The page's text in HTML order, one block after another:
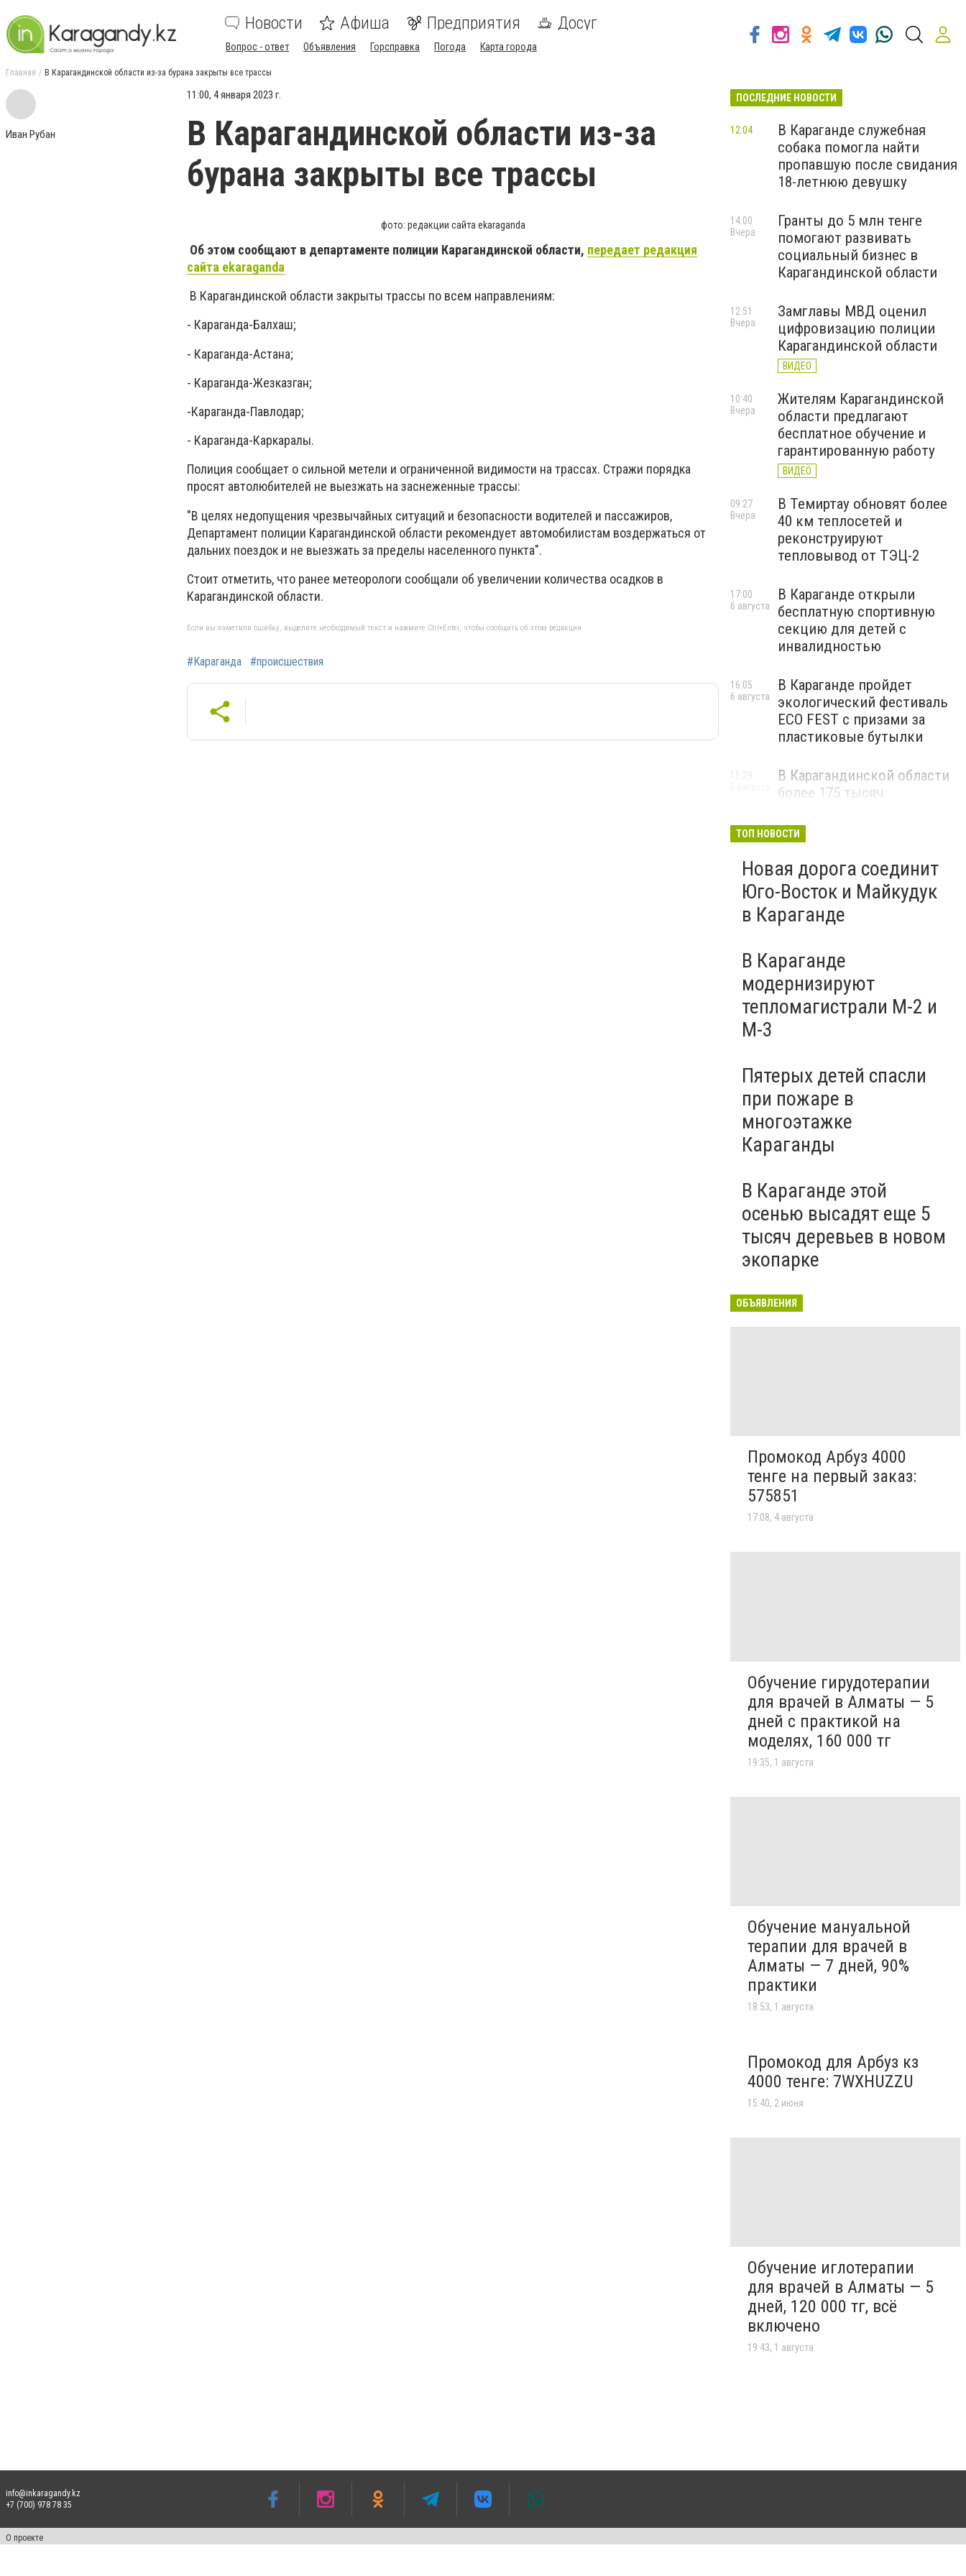
Новости Афиша Предприятия Досуг
Вопрос - ответ Объявления Горсправка Погода Карта города
Главная В Карагандинской области из-за бурана закрыты все трассы
Иван Рубан
11:00, 4 января 2023 г.
В Карагандинской области из-за
бурана закрыты все трассы
фото: редакции сайта ekaraganda
Об этом сообщают в департаменте полиции Карагандинской области, передает редакция
сайта ekaraganda
В Карагандинской области закрыты трассы по всем направлениям:
- Караганда-Балхаш;
- Караганда-Астана;
- Караганда-Жезказган;
-Караганда-Павлодар;
- Караганда-Каркаралы.
Полиция сообщает о сильной метели и ограниченной видимости на трассах. Стражи порядка
просят автолюбителей не выезжать на заснеженные трассы:
"В целях недопущения чрезвычайных ситуаций и безопасности водителей и пассажиров,
Департамент полиции Карагандинской области рекомендует автомобилистам воздержаться от
дальних поездок и не выезжать за пределы населенного пункта".
Стоит отметить, что ранее метеорологи сообщали об увеличении количества осадков в
Карагандинской области.
Если вы заметили ошибку, выделите необходимый текст и нажмите Ctrl+Enter, чтобы сообщить об этом редакции
#Караганда #происшествия
ПОСЛЕДНИЕ НОВОСТИ
В Караганде служебная
собака помогла найти
пропавшую после свидания
18-летнюю девушку
12:04
Гранты до 5 млн тенге
помогают развивать
социальный бизнес в
Карагандинской области
14:00
Вчера
Замглавы МВД оценил
цифровизацию полиции
Карагандинской области
ВИДЕО
12:51
Вчера
Жителям Карагандинской
области предлагают
бесплатное обучение и
гарантированную работу
ВИДЕО
10:40
Вчера
В Темиртау обновят более
40 км теплосетей и
реконструируют
тепловывод от ТЭЦ-2
09:27
Вчера
В Караганде открыли
бесплатную спортивную
секцию для детей с
инвалидностью
17:00
6 августа
В Караганде пройдет
экологический фестиваль
ECO FEST с призами за
пластиковые бутылки
16:05
6 августа
В Карагандинской области
более 175 тысяч
учебный год 1 сентября
11:29
ТОП НОВОСТИ
Новая дорога соединит
Юго-Восток и Майкудук
в Караганде
В Караганде
модернизируют
тепломагистрали М-2 и
М-3
Пятерых детей спасли
при пожаре в
многоэтажке
Караганды
В Караганде этой
осенью высадят еще 5
тысяч деревьев в новом
экопарке
ОБЪЯВЛЕНИЯ
Промокод Арбуз 4000
тенге на первый заказ:
575851
17:08, 4 августа
Обучение гирудотерапии
для врачей в Алматы — 5
дней с практикой на
моделях, 160 000 тг
19:35, 1 августа
Обучение мануальной
терапии для врачей в
Алматы — 7 дней, 90%
практики
18:53, 1 августа
Промокод для Арбуз кз
4000 тенге: 7WXHUZZU
15:40, 2 июня
Обучение иглотерапии
для врачей в Алматы — 5
дней, 120 000 тг, всё
включено
19:43, 1 августа
info@inkaragandy.kz
+7 (700) 978 78 35
О проекте